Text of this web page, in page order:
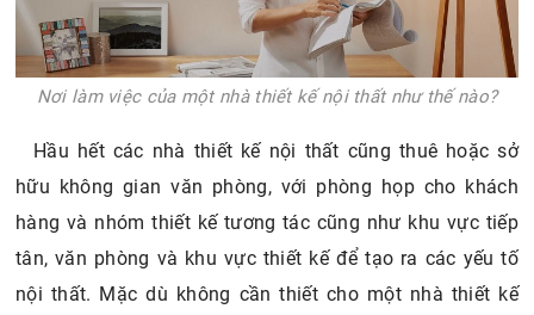
Nơi làm việc của một nhà thiết kế nội thất như thế nào?
Hầu hết các nhà thiết kế nội thất cũng thuê hoặc sở
hữu không gian văn phòng, với phòng họp cho khách
hàng và nhóm thiết kế tương tác cũng như khu vực tiếp
tân, văn phòng và khu vực thiết kế để tạo ra các yếu tố
nội thất. Mặc dù không cần thiết cho một nhà thiết kế